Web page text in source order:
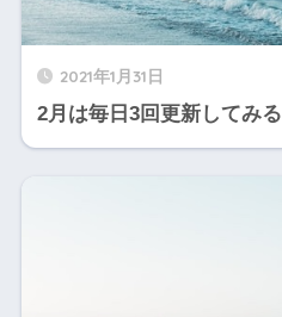
2021年1月31日
2月は毎日3回更新してみる